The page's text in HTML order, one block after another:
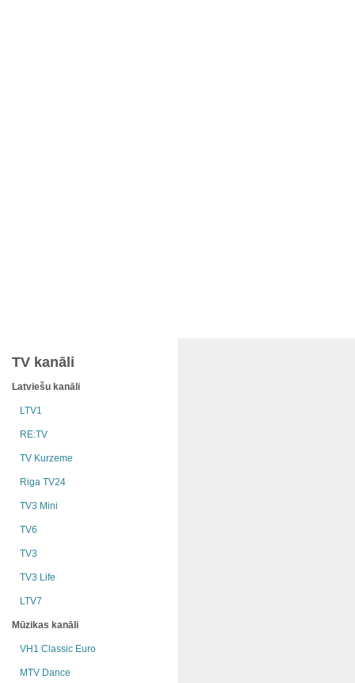
TV kanāli
Latviešu kanāli
LTV1
RE:TV
TV Kurzeme
Riga TV24
TV3 Mini
TV6
TV3
TV3 Life
LTV7
Mūzikas kanāli
VH1 Classic Euro
MTV Dance